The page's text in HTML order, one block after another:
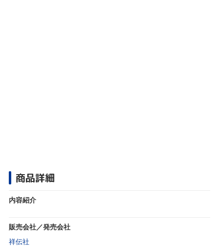
商品詳細
内容紹介
販売会社／発売会社
祥伝社